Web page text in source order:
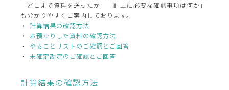
「どこまで資料を送ったか」「計上に必要な確認事項は何か」
も分かりやすくご案内しております。
計算結果の確認方法
お預かりした資料の確認方法
やることリストのご確認とご回答
未確定勘定のご確認とご回答
計算結果の確認方法